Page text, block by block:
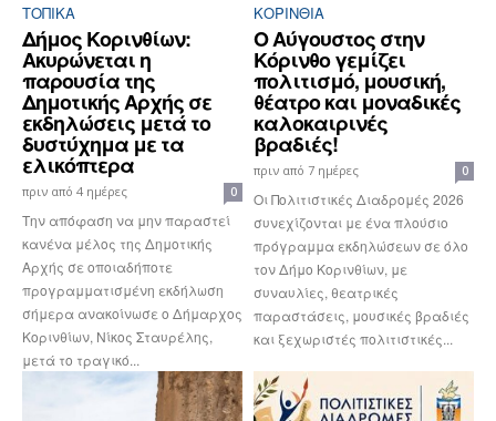
ΤΟΠΙΚΑ
Δήμος Κορινθίων:
Ακυρώνεται η
παρουσία της
Δημοτικής Αρχής σε
εκδηλώσεις μετά το
δυστύχημα με τα
ελικόπτερα
πριν από 4 ημέρες 0
Την απόφαση να μην παραστεί
κανένα μέλος της Δημοτικής
Αρχής σε οποιαδήποτε
προγραμματισμένη εκδήλωση
σήμερα ανακοίνωσε ο Δήμαρχος
Κορινθίων, Νίκος Σταυρέλης,
μετά το τραγικό...
ΚΟΡΙΝΘΊΑ
Ο Αύγουστος στην
Κόρινθο γεμίζει
πολιτισμό, μουσική,
θέατρο και μοναδικές
καλοκαιρινές
βραδιές!
πριν από 7 ημέρες 0
Οι Πολιτιστικές Διαδρομές 2026
συνεχίζονται με ένα πλούσιο
πρόγραμμα εκδηλώσεων σε όλο
τον Δήμο Κορινθίων, με
συναυλίες, θεατρικές
παραστάσεις, μουσικές βραδιές
και ξεχωριστές πολιτιστικές...